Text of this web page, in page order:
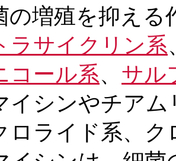
の増殖を抑える
ラサイクリン系
コール系、 サル
イシンやチアム
ロライド系、